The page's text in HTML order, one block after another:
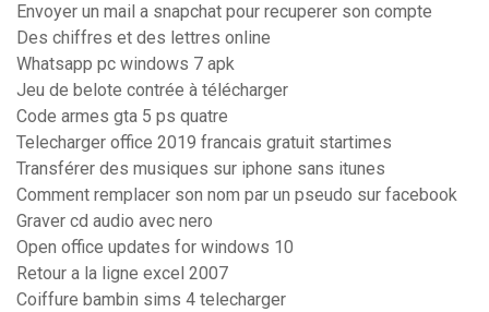
Envoyer un mail a snapchat pour recuperer son compte
Des chiffres et des lettres online
Whatsapp pc windows 7 apk
Jeu de belote contrée à télécharger
Code armes gta 5 ps quatre
Telecharger office 2019 francais gratuit startimes
Transférer des musiques sur iphone sans itunes
Comment remplacer son nom par un pseudo sur facebook
Graver cd audio avec nero
Open office updates for windows 10
Retour a la ligne excel 2007
Coiffure bambin sims 4 telecharger